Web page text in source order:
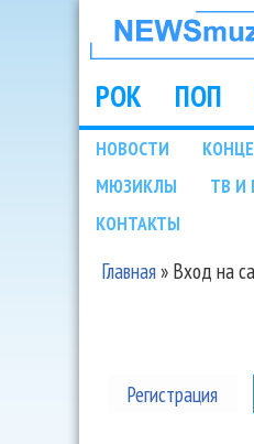
НОВОСТИ
МУЗЫКИ И
ШОУ
Main
РОК ПОП
НОВОСТИ
МЮЗИКЛЫ
ТВ И
КОНТАКТЫ
Вы здесь
Главная» Вход на
Регистрация